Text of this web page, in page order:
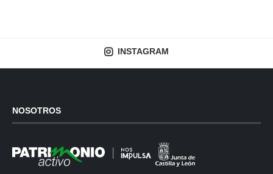
INSTAGRAM
NOSOTROS